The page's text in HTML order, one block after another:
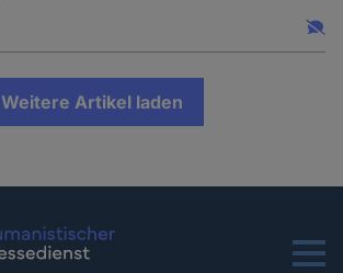
Weitere Artikel laden
Menu